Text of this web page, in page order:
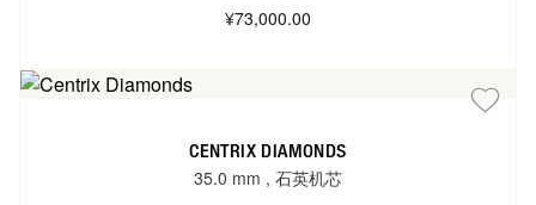
¥73,000.00
CENTRIX DIAMONDS
35.0 mm , 石英机芯